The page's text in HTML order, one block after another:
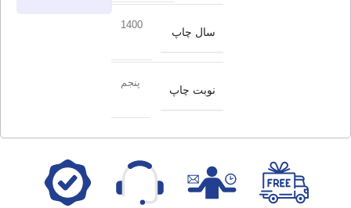
سال چاپ
1400
نوبت چاپ
پنجم